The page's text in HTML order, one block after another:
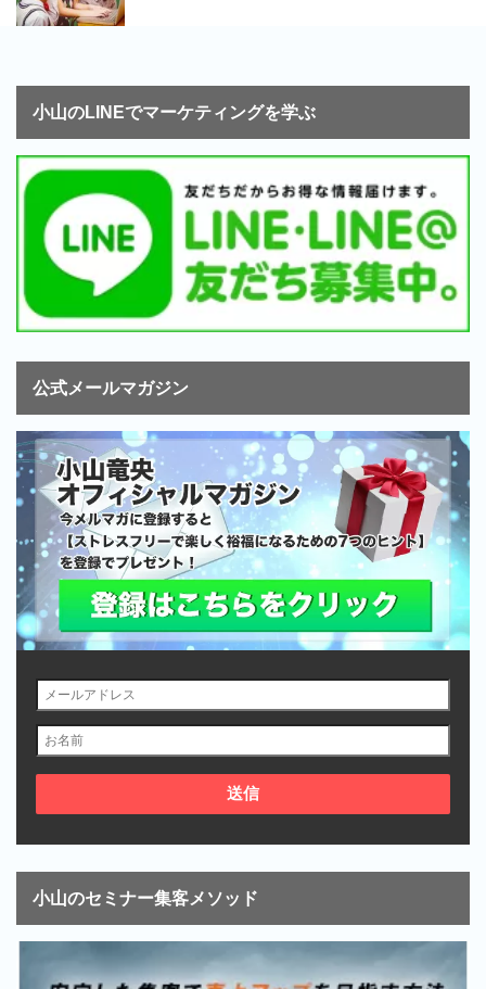
小山のLINEでマーケティングを学ぶ
公式メールマガジン
小山のセミナー集客メソッド